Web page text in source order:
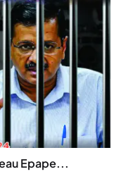
Epape...